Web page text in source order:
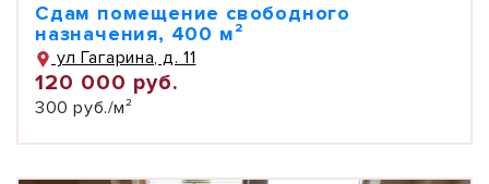
Сдам помещение свободного
назначения, 400 м²
ул Гагарина, д. 11
120 000 руб.
300 руб./м²